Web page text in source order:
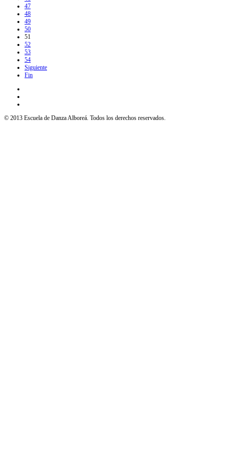
47
48
49
50
51
52
53
54
Siguiente
Fin
© 2013 Escuela de Danza Alboreá. Todos los derechos reservados.